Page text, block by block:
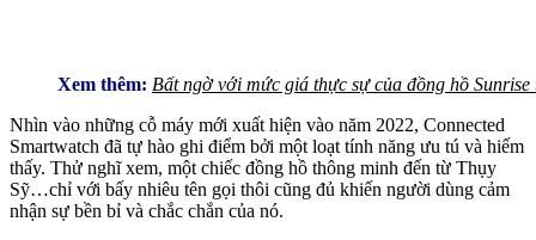
Xem thêm: Bất ngờ với mức giá thực sự của đồng hồ
Nhìn vào những cỗ máy mới xuất hiện vào năm 2022, Connected
Smartwatch đã tự hào ghi điểm bởi một loạt tính năng ưu tú và hiếm
thấy. Thử nghĩ xem, một chiếc đồng hồ thông minh đến từ Thụy
Sỹ…chỉ với bấy nhiêu tên gọi thôi cũng đủ khiến người dùng cảm
nhận sự bền bỉ và chắc chắn của nó.